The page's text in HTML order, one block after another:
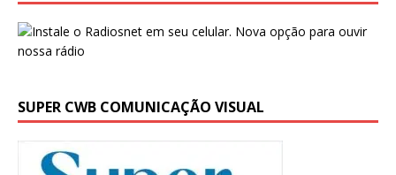
SUPER CWB COMUNICAÇÃO VISUAL